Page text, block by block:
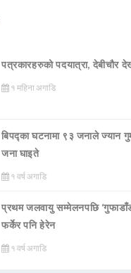
पत्रकारहरुको पदयात्रा, देबीचौर
१ महिना अगाडि
बिपद्का घटनामा ९३ जनाले ज्यान
जना घाइते
१ वर्ष अगाडि
प्रथम जलवायु सम्मेलनपछि
फर्केर पनि हेरेन
१ वर्ष अगाडि